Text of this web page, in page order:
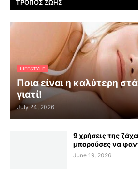
ΤΡΌΠΟΣ ΖΩΉΣ
LIFESTYLE
Ποια είναι η καλύτερη
γιατί!
July 24, 2026
9 χρήσεις της
μπορούσες να
June 19, 2026